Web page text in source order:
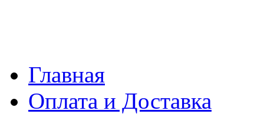
Главная
Оплата и Доставка